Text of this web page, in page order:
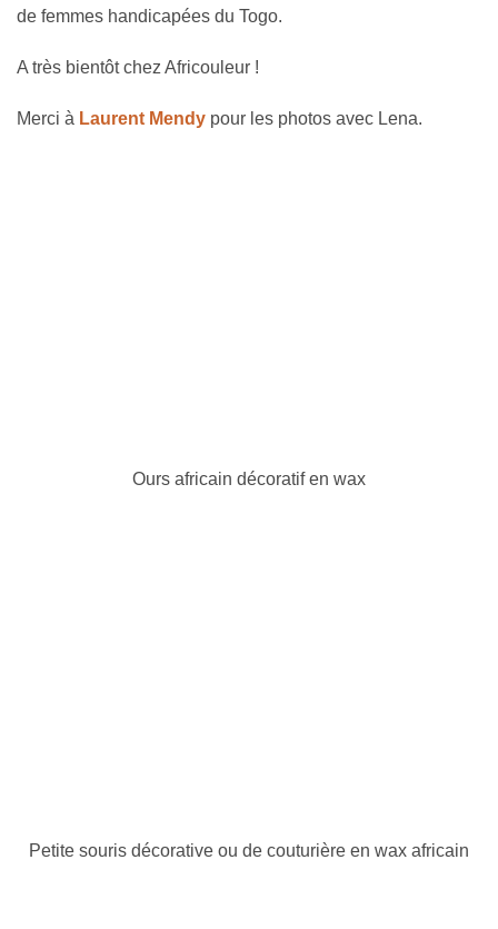
de femmes handicapées du Togo.
A très bientôt chez Africouleur !
Merci à Laurent Mendy pour les photos avec Lena.
Ours africain décoratif en wax
Petite souris décorative ou de couturière en wax africain